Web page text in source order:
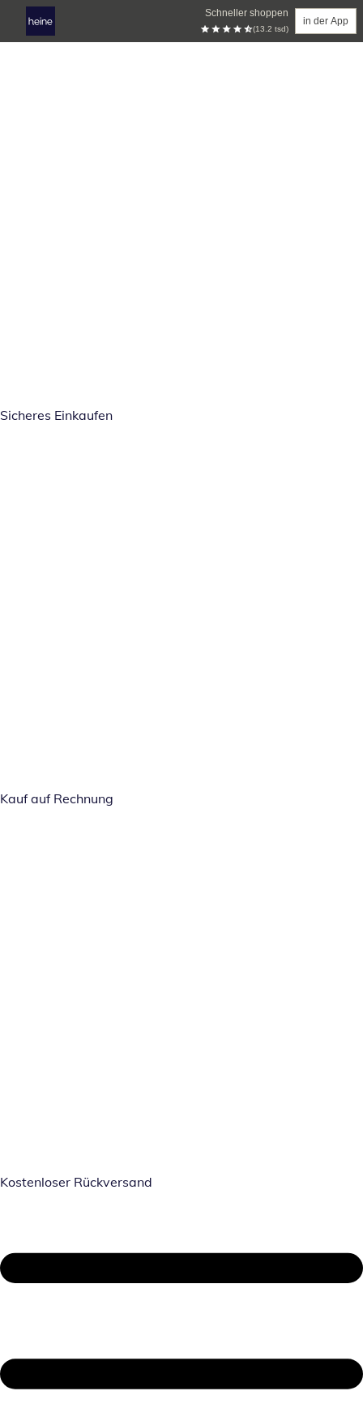
Schneller shoppen
(13.2 tsd)
in der App
Sicheres Einkaufen
Kauf auf Rechnung
Kostenloser Rückversand